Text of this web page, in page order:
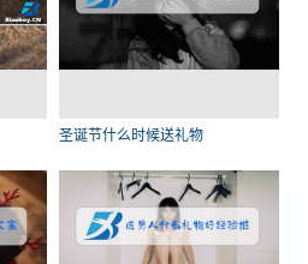
圣诞节什么时候送礼物